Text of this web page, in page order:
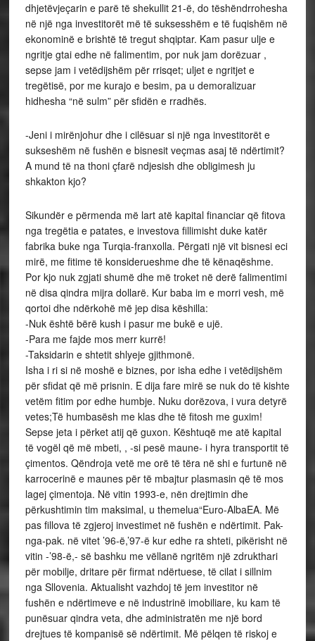
dhjetëvjeçarin e parë të shekullit 21-ë, do tëshëndrrohesha
në një nga investitorët më të suksesshëm e të fuqishëm në
ekonominë e brishtë të tregut shqiptar. Kam pasur ulje e
ngritje gtai edhe në falimentim, por nuk jam dorëzuar ,
sepse jam i vetëdijshëm për rrisqet; uljet e ngritjet e
tregëtisë, por me kurajo e besim, pa u demoralizuar
hidhesha “në sulm” për sfidën e rradhës.
-Jeni i mirënjohur dhe i cilësuar si një nga investitorët e
sukseshëm në fushën e bisnesit veçmas asaj të ndërtimit?
A mund të na thoni çfarë ndjesish dhe obligimesh ju
shkakton kjo?
Sikundër e përmenda më lart atë kapital financiar që fitova
nga tregëtia e patates, e investova fillimisht duke katër
fabrika buke nga Turqia-franxolla. Përgati një vit bisnesi eci
mirë, me fitime të konsiderueshme dhe të kënaqëshme.
Por kjo nuk zgjati shumë dhe më troket në derë falimentimi
në disa qindra mijra dollarë. Kur baba im e morri vesh, më
qortoi dhe ndërkohë më jep disa këshilla:
-Nuk është bërë kush i pasur me bukë e ujë.
-Para me fajde mos merr kurrë!
-Taksidarin e shtetit shlyeje gjithmonë.
Isha i ri si në moshë e biznes, por isha edhe i vetëdijshëm
për sfidat që më prisnin. E dija fare mirë se nuk do të kishte
vetëm fitim por edhe humbje. Nuku dorëzova, i vura detyrë
vetes;Të humbasësh me klas dhe të fitosh me guxim!
Sepse jeta i përket atij që guxon. Kështuqë me atë kapital
të vogël që më mbeti, , -si pesë maune- i hyra transportit të
çimentos. Qëndroja vetë me orë të tëra në shi e furtunë në
karrocerinë e maunes për të mbajtur plasmasin që të mos
lagej çimentoja. Në vitin 1993-e, nën drejtimin dhe
përkushtimin tim maksimal, u themelua“Euro-AlbaEA. Më
pas fillova të zgjeroj investimet në fushën e ndërtimit. Pak-
nga-pak. në vitet ’96-ë,’97-ë kur edhe ra shteti, pikërisht në
vitin -’98-ë,- së bashku me vëllanë ngritëm një zdrukthari
për mobilje, dritare për firmat ndërtuese, të cilat i sillnim
nga Sllovenia. Aktualisht vazhdoj të jem investitor në
fushën e ndërtimeve e në industrinë imobiliare, ku kam të
punësuar qindra veta, dhe administratën me një bord
drejtues të kompanisë së ndërtimit. Më pëlqen të riskoj e